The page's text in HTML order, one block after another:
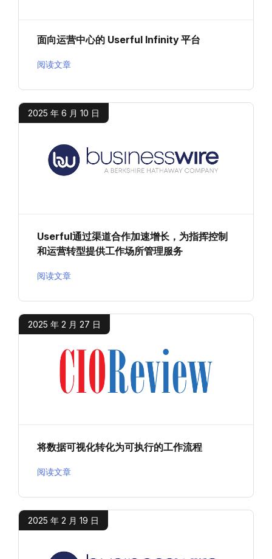
面向运营中心的 Userful Infinity 平台
阅读文章
2025 年 6 月 10 日
Userful通过渠道合作加速增长，为指挥控制
和运营转型提供工作场所管理服务
阅读文章
2025 年 2 月 27 日
将数据可视化转化为可执行的工作流程
阅读文章
2025 年 2 月 19 日